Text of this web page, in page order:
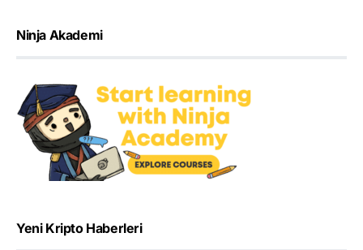
Ninja Akademi
Yeni Kripto Haberleri